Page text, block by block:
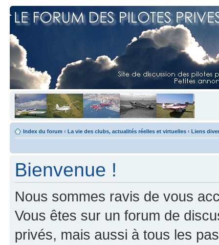
Index du forum ‹ La vie des clubs, actualités réelles et virtuelles ‹ Liens
Bienvenue !
Nous sommes ravis de vous
Vous êtes sur un forum de
privés, mais aussi à tous les